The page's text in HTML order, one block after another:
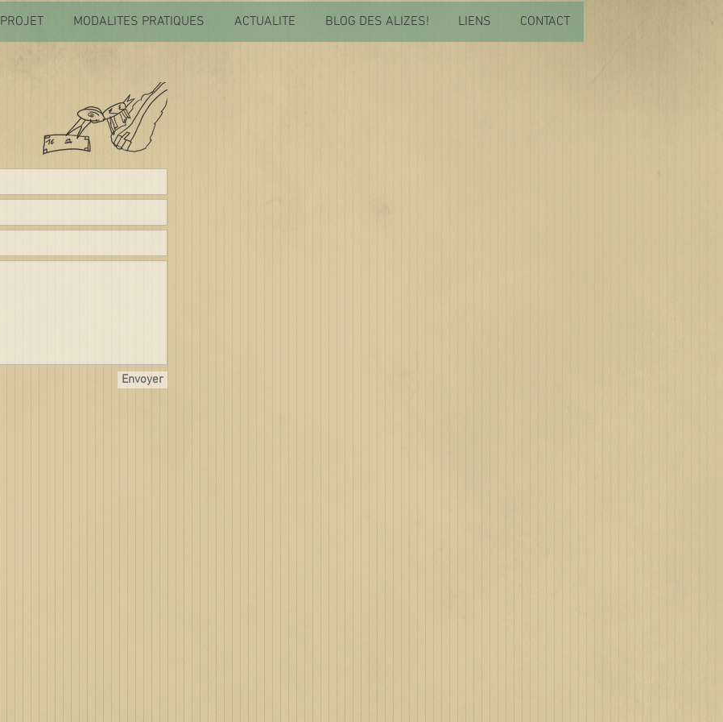
PROJET MODALITES PRATIQUES ACTUALITE BLOG DES ALIZES! LIENS CONTACT
Envoyer